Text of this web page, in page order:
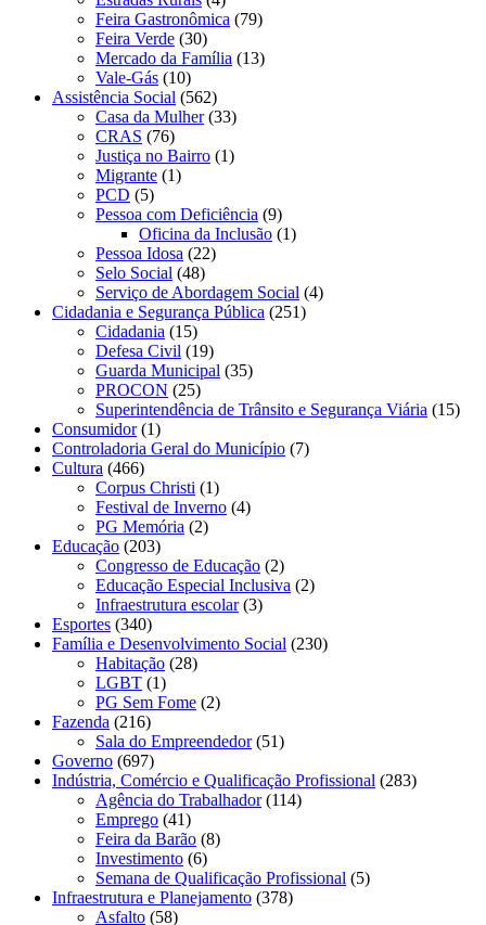
Feira Gastronômica (79)
Feira Verde (30)
Mercado da Família (13)
Vale-Gás (10)
Assistência Social (562)
Casa da Mulher(33)
CRAS (76)
Justiça no Bairro (1)
Migrante (1)
PCD (5)
Pessoa com Deficiência (9)
Oficina da Inclusão (1)
Pessoa Idosa (22)
Selo Social (48)
Serviço de Abordagem Social (4)
Cidadania e Segurança Pública (251)
Cidadania (15)
Defesa Civil (19)
Guarda Municipal (35)
PROCON (25)
Superintendência de Trânsito e Segurança Viária (15)
Consumidor(1)
Controladoria Geral do Município (7)
Cultura (466)
Corpus Christi (1)
Festival de Inverno (4)
PG Memória (2)
Educação (203)
Congresso de Educação (2)
Educação Especial Inclusiva (2)
Infraestrutura escolar(3)
Esportes (340)
Família e Desenvolvimento Social (230)
Habitação (28)
LGBT (1)
PG Sem Fome (2)
Fazenda (216)
Sala do Empreendedor(51)
Governo (697)
Indústria, Comércio e Qualificação Profissional (283)
Agência do Trabalhador(114)
Emprego (41)
Feira da Barão (8)
Investimento (6)
Semana de Qualificação Profissional (5)
Infraestrutura e Planejamento (378)
Asfalto (58)